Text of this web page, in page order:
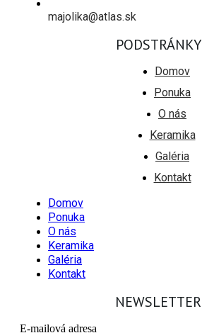
majolika@atlas.sk
PODSTRÁNKY
Domov
Ponuka
O nás
Keramika
Galéria
Kontakt
Domov
Ponuka
O nás
Keramika
Galéria
Kontakt
NEWSLETTER
E-mailová adresa